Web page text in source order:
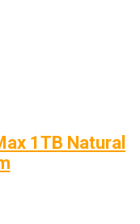
1TB Natural